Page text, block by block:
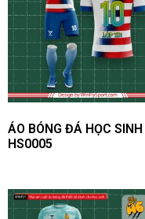
| Báo giá
thiết kế
WinFly
vải khách hàng yêu
phù hợp:
ÁO BÓNG ĐÁ HỌC
HS0005